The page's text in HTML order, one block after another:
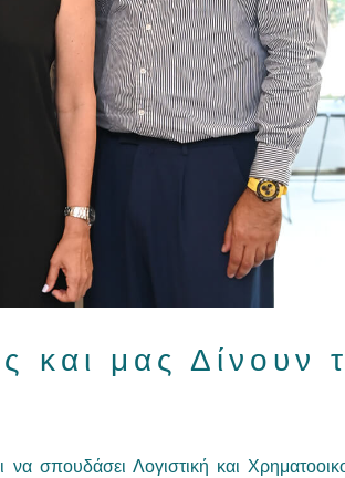
και μας Δίνουν
σπουδάσει Λογιστική και